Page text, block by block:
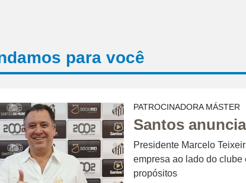
para você
PATROCINADORA MÁSTER
Santos
Presidente Marcelo
empresa ao lado do
propósitos